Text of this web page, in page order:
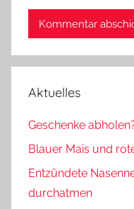
Aktuelles
Geschenke
Blauer Mais und
Entzündete
durchatmen